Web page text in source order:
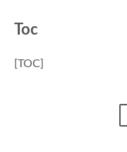
Toc
[TOC]